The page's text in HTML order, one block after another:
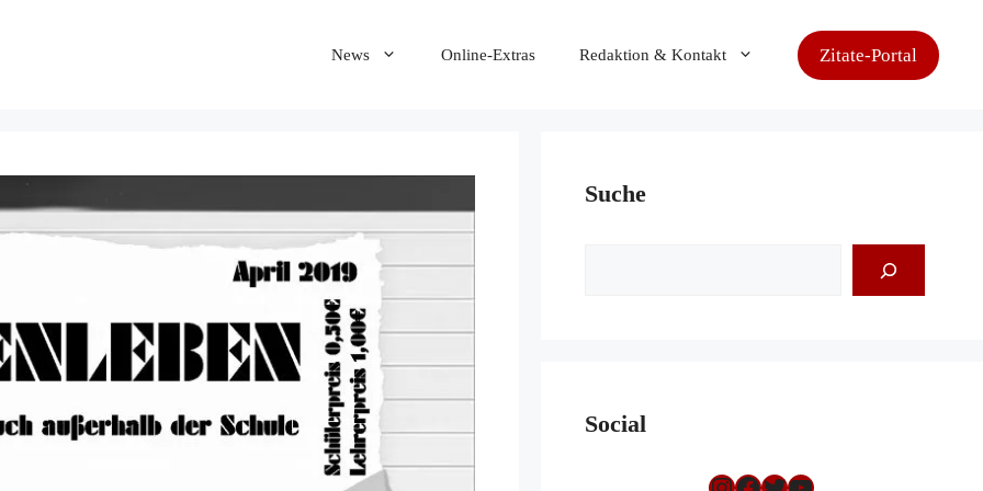
News Online-Extras Redaktion & Kontakt Zitate-Portal
Suche
Social